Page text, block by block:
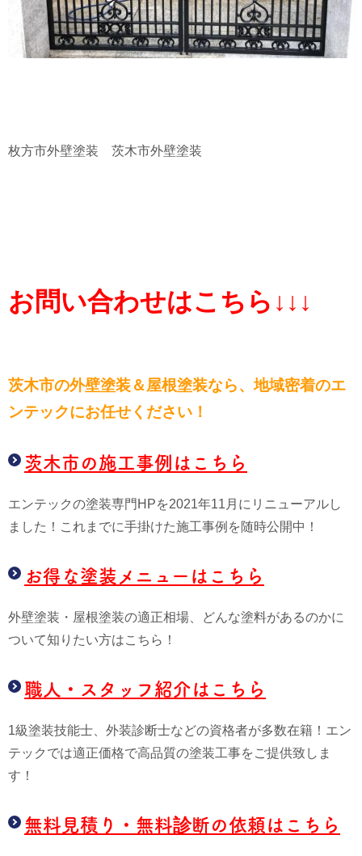
枚方市外壁塗装 茨木市外壁塗装
お問い合わせはこちら↓↓↓
茨木市の外壁塗装＆屋根塗装なら、地域密着のエ
ンテックにお任せください！
茨木市の施工事例はこちら
エンテックの塗装専門HPを2021年11月にリニューアルし
ました！これまでに手掛けた施工事例を随時公開中！
お得な塗装メニューはこちら
外壁塗装・屋根塗装の適正相場、どんな塗料があるのかに
ついて知りたい方はこちら！
職人・スタッフ紹介はこちら
1級塗装技能士、外装診断士などの資格者が多数在籍！エン
テックでは適正価格で高品質の塗装工事をご提供致しま
す！
無料見積り・無料診断の依頼はこちら